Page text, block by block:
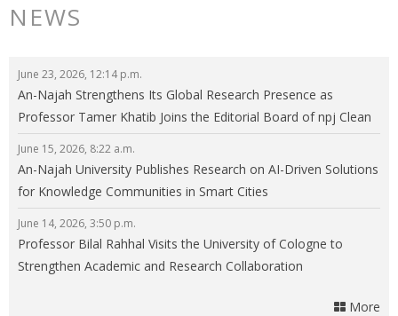
NEWS
June 23, 2026, 12:14 p.m.
An-Najah Strengthens Its Global Research Presence as
Professor Tamer Khatib Joins the Editorial Board of npj Clean
Energy
June 15, 2026, 8:22 a.m.
An-Najah University Publishes Research on AI-Driven Solutions
for Knowledge Communities in Smart Cities
June 14, 2026, 3:50 p.m.
Professor Bilal Rahhal Visits the University of Cologne to
Strengthen Academic and Research Collaboration
More